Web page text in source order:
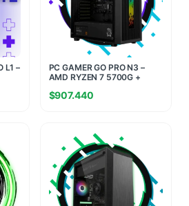
L1 –
PC GAMER GO PRO N3 –
AMD RYZEN 7 5700G +
$907.440